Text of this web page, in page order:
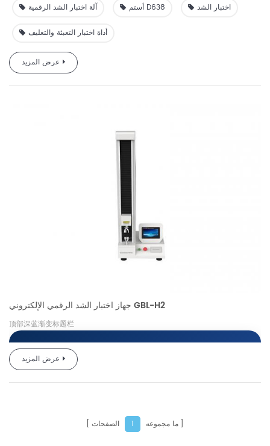
آلة اختبار الشد الرقمية أستم D638 اختبار الشد
أداة اختبار التعبئة والتغليف
عرض المزيد
جهاز اختبار الشد الرقمي الإلكتروني GBL-H2
顶部深蓝渐变标题栏
جهاز اختبار الشد الإلكتروني
عرض المزيد
ما مجموعه 1 الصفحات